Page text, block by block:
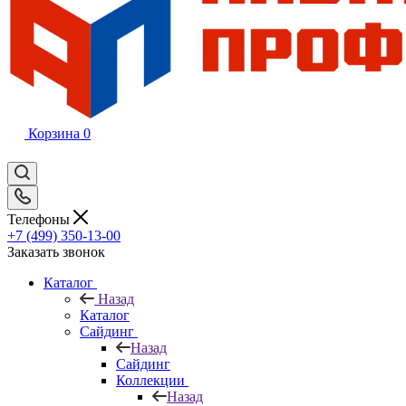
Корзина 0
Телефоны
+7 (499) 350-13-00
Заказать звонок
Каталог
Назад
Каталог
Сайдинг
Назад
Сайдинг
Коллекции
Назад